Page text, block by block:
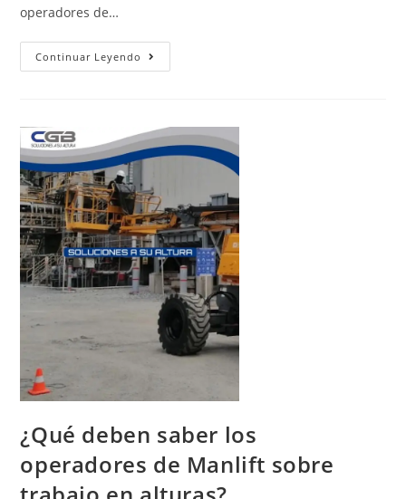
operadores de…
Continuar Leyendo
¿Qué deben saber los
operadores de Manlift sobre